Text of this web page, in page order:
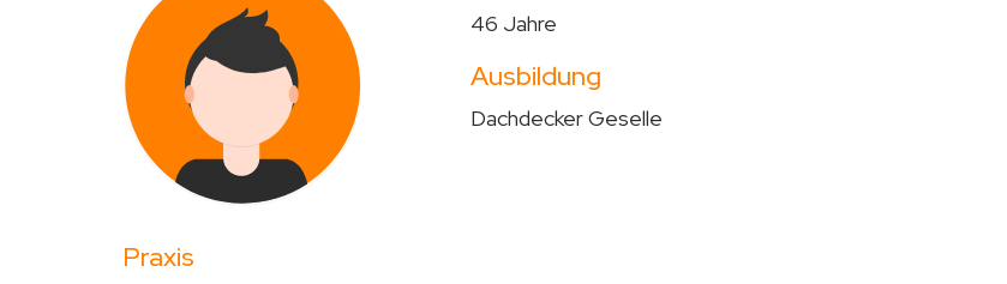
46 Jahre
Ausbildung
Dachdecker Geselle
Praxis